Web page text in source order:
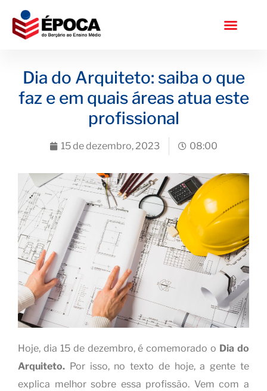
Dia do Arquiteto: saiba o que
faz e em quais áreas atua este
profissional
15 de dezembro, 2023 08:00
Hoje, dia 15 de dezembro, é comemorado o Dia do
Arquiteto. Por isso, no texto de hoje, a gente te
explica melhor sobre essa profissão. Vem com a